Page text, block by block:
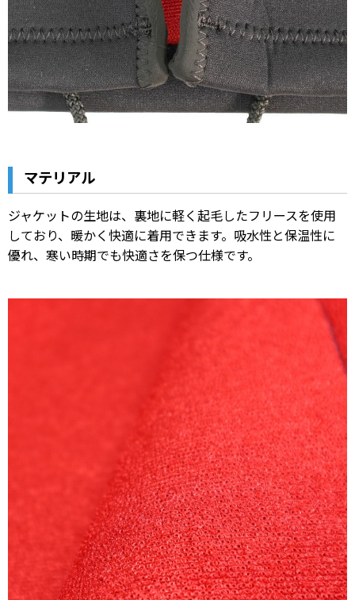
マテリアル
ジャケットの生地は、裏地に軽く起毛したフリースを使用
しており、暖かく快適に着用できます。吸水性と保温性に
優れ、寒い時期でも快適さを保つ仕様です。